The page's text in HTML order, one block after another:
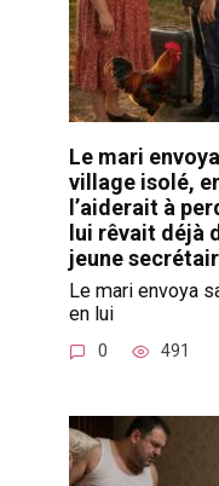
Le mari
village isolé,
l’aiderait à
lui rêvait déjà
jeune
Le mari envoya
en lui
0 491